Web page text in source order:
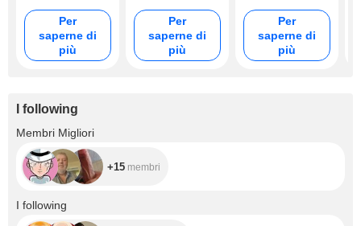
Per
saperne di
più
Per
saperne di
più
Per
saperne di
più
I following
Membri Migliori
+15 membri
I following